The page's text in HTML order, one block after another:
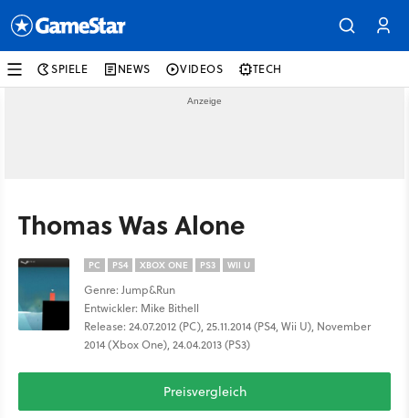
SPIELE NEWS VIDEOS TECH
Thomas Was Alone
PC PS4 XBOX ONE PS3 WII U
Genre: Jump&Run
Entwickler: Mike Bithell
Release: 24.07.2012 (PC), 25.11.2014 (PS4, Wii U), November
2014 (Xbox One), 24.04.2013 (PS3)
Preisvergleich